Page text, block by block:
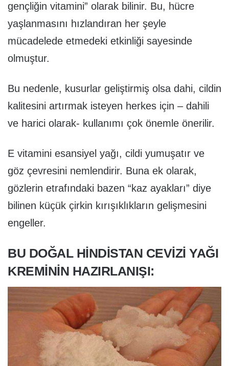
gençliğin vitamini” olarak bilinir. Bu, hücre
yaşlanmasını hızlandıran her şeyle
mücadelede etmedeki etkinliği sayesinde
olmuştur.
Bu nedenle, kusurlar geliştirmiş olsa dahi, cildin
kalitesini artırmak isteyen herkes için – dahili
ve harici olarak- kullanımı çok önemle önerilir.
E vitamini esansiyel yağı, cildi yumuşatır ve
göz çevresini nemlendirir. Buna ek olarak,
gözlerin etrafındaki bazen “kaz ayakları” diye
bilinen küçük çirkin kırışıklıkların gelişmesini
engeller.
BU DOĞAL HINDISTAN CEVIZI YAĞI
KREMININ HAZIRLANIŞI: